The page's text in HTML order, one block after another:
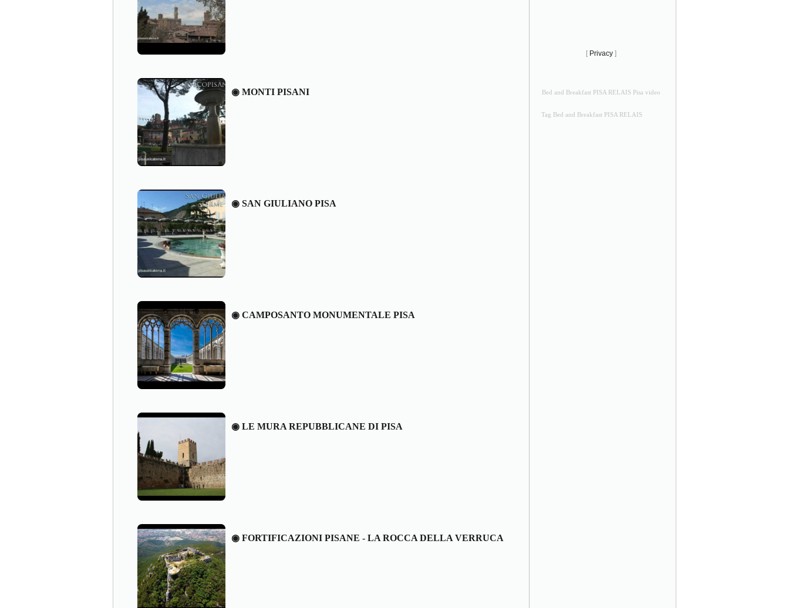
◉ MONTI PISANI
◉ SAN GIULIANO PISA
◉ CAMPOSANTO MONUMENTALE PISA
◉ LE MURA REPUBBLICANE DI PISA
◉ FORTIFICAZIONI PISANE - LA ROCCA DELLA VERRUCA
[ Privacy ]
Bed and Breakfast PISA RELAIS Pisa video
Tag Bed and Breakfast PISA RELAIS